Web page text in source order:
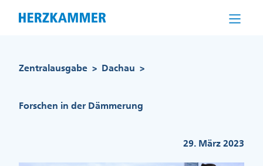
Zentralausgabe > Dachau >
Forschen in der Dämmerung
29. März 2023